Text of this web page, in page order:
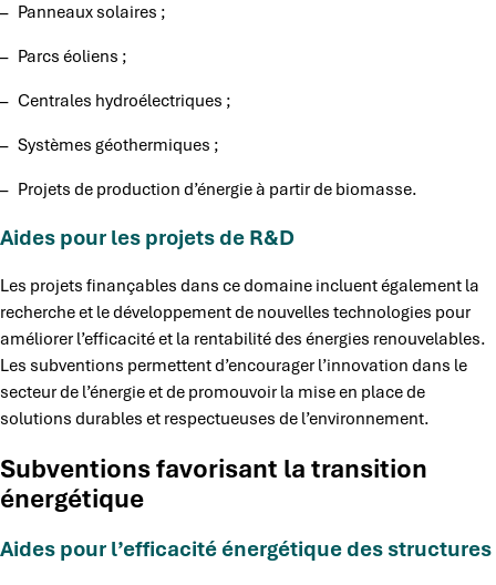
– Panneaux solaires ;
– Parcs éoliens ;
– Centrales hydroélectriques ;
– Systèmes géothermiques ;
– Projets de production d’énergie à partir de biomasse.
Aides pour les projets de R&D
Les projets finançables dans ce domaine incluent également la
recherche et le développement de nouvelles technologies pour
améliorer l’efficacité et la rentabilité des énergies renouvelables.
Les subventions permettent d’encourager l’innovation dans le
secteur de l’énergie et de promouvoir la mise en place de
solutions durables et respectueuses de l’environnement.
Subventions favorisant la transition
énergétique
Aides pour l’efficacité énergétique des structures